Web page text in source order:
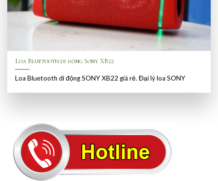
Loa Bluetooth di động Sony XB22
Loa Bluetooth di động SONY XB22 giá rẻ. Đại lý loa SONY